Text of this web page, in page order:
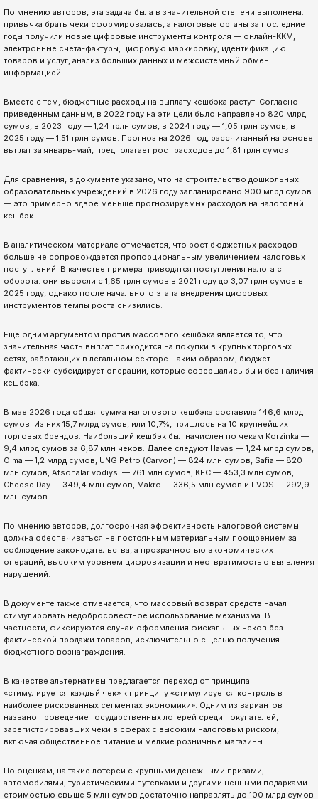
По мнению авторов, эта задача была в значительной степени выполнена:
привычка брать чеки сформировалась, а налоговые органы за последние
годы получили новые цифровые инструменты контроля — онлайн-ККМ,
электронные счета-фактуры, цифровую маркировку, идентификацию
товаров и услуг, анализ больших данных и межсистемный обмен
информацией.
Вместе с тем, бюджетные расходы на выплату кешбэка растут. Согласно
приведенным данным, в 2022 году на эти цели было направлено 820 млрд
сумов, в 2023 году — 1,24 трлн сумов, в 2024 году — 1,05 трлн сумов, в
2025 году — 1,51 трлн сумов. Прогноз на 2026 год, рассчитанный на основе
выплат за январь-май, предполагает рост расходов до 1,81 трлн сумов.
Для сравнения, в документе указано, что на строительство дошкольных
образовательных учреждений в 2026 году запланировано 900 млрд сумов
— это примерно вдвое меньше прогнозируемых расходов на налоговый
кешбэк.
В аналитическом материале отмечается, что рост бюджетных расходов
больше не сопровождается пропорциональным увеличением налоговых
поступлений. В качестве примера приводятся поступления налога с
оборота: они выросли с 1,65 трлн сумов в 2021 году до 3,07 трлн сумов в
2025 году, однако после начального этапа внедрения цифровых
инструментов темпы роста снизились.
Еще одним аргументом против массового кешбэка является то, что
значительная часть выплат приходится на покупки в крупных торговых
сетях, работающих в легальном секторе. Таким образом, бюджет
фактически субсидирует операции, которые совершались бы и без наличия
кешбэка.
В мае 2026 года общая сумма налогового кешбэка составила 146,6 млрд
сумов. Из них 15,7 млрд сумов, или 10,7%, пришлось на 10 крупнейших
торговых брендов. Наибольший кешбэк был начислен по чекам Korzinka —
9,4 млрд сумов за 6,87 млн чеков. Далее следуют Havas — 1,24 млрд сумов,
Olma — 1,2 млрд сумов, UNG Petro (Carvon) — 824 млн сумов, Safia — 820
млн сумов, Afsonalar vodiysi — 761 млн сумов, KFC — 453,3 млн сумов,
Cheese Day — 349,4 млн сумов, Makro — 336,5 млн сумов и EVOS — 292,9
млн сумов.
По мнению авторов, долгосрочная эффективность налоговой системы
должна обеспечиваться не постоянным материальным поощрением за
соблюдение законодательства, а прозрачностью экономических
операций, высоким уровнем цифровизации и неотвратимостью выявления
нарушений.
В документе также отмечается, что массовый возврат средств начал
стимулировать недобросовестное использование механизма. В
частности, фиксируются случаи оформления фискальных чеков без
фактической продажи товаров, исключительно с целью получения
бюджетного вознаграждения.
В качестве альтернативы предлагается переход от принципа
«стимулируется каждый чек» к принципу «стимулируется контроль в
наиболее рискованных сегментах экономики». Одним из вариантов
названо проведение государственных лотерей среди покупателей,
зарегистрировавших чеки в сферах с высоким налоговым риском,
включая общественное питание и мелкие розничные магазины.
По оценкам, на такие лотереи с крупными денежными призами,
автомобилями, туристическими путевками и другими ценными подарками
стоимостью свыше 5 млн сумов достаточно направлять до 100 млрд сумов